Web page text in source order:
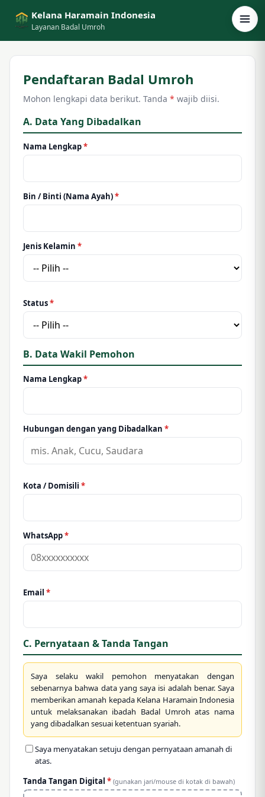
Kelana Haramain Indonesia
Layanan Badal Umroh
Pendaftaran Badal Umroh
Mohon lengkapi data berikut. Tanda * wajib diisi.
A. Data Yang Dibadalkan
Nama Lengkap*
Bin / Binti (Nama Ayah)*
Jenis Kelamin *
Status*
B. Data Wakil Pemohon
Nama Lengkap*
Hubungan dengan yang Dibadalkan *
Kota / Domisili *
WhatsApp*
Email *
C. Pernyataan & Tanda Tangan
Saya selaku wakil pemohon menyatakan dengan
sebenarnya bahwa data yang saya isi adalah benar. Saya
memberikan amanah kepada Kelana Haramain Indonesia
untuk melaksanakan ibadah Badal Umroh atas nama
yang dibadalkan sesuai ketentuan syariah.
Saya menyatakan setuju dengan pernyataan amanah di
atas.
Tanda Tangan Digital * (gunakan jari/mouse di kotak di bawah)